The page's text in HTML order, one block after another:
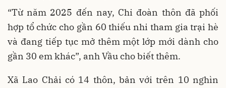
“Từ năm 2025 đến nay, Chi đoàn thôn đã phối
hợp tổ chức cho gần 60 thiếu nhi tham gia trại hè
và đang tiếp tục mở thêm một lớp mới dành cho
gần 30 em khác”, anh Vầu cho biết thêm.
Xã Lao Chải có 14 thôn, bản với trên 10 nghìn